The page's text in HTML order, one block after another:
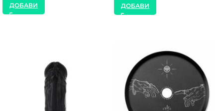
ДОБАВИ ДОБАВИ